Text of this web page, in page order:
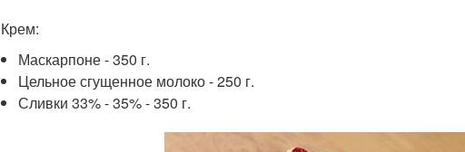
Крем:
Маскарпоне - 350 г.
Цельное сгущенное молоко - 250 г.
Сливки 33% - 35% - 350 г.